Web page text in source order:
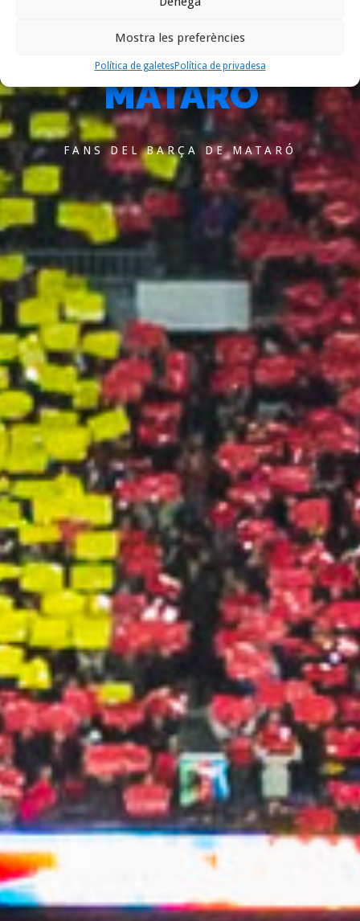
Mostra les preferències
Política de galetesPolítica de privadesa
BARCELONISTA
MATARÓ
FANS DEL BARÇA DE MATARÓ